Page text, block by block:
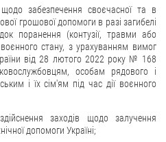
забезпечення своєчасної та в
грошової допомоги в разі загибелі
поранення (контузії, травми або
стану, з урахуванням вимог
від 28 лютого 2022 року № 168
особам рядового і
і їх сім'ям під час дії воєнного
заходів щодо залучення
допомоги Україні;